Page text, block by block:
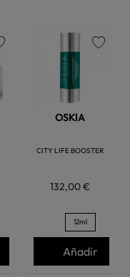
OSKIA
CITY LIFE BOOSTER
132,00 €
12ml
Añadir